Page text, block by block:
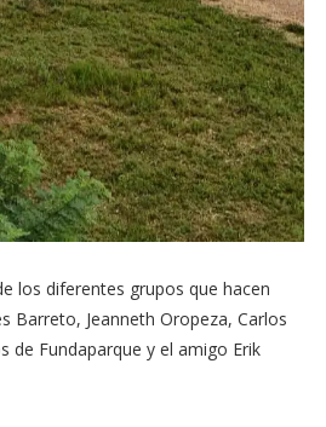
los diferentes grupos que hacen
Barreto, Jeanneth Oropeza, Carlos
de Fundaparque y el amigo Erik